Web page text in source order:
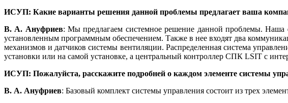
ИСУП: Какие варианты решения данной проблемы предлагает ваша
В. А. Ануфриев: Мы предлагаем системное решение данной проблемы. На­ша
установленным программным обеспечением. Также в нее входят два
механизмов и датчиков системы вентиляции. Распределенная система
установки или на самой установке, а центральный контроллер СПК LSIT с
ИСУП: Пожалуйста, расскажите подробней о каждом элементе системы
В. А. Ануфриев: Базовый комплект системы управления состоит из трех